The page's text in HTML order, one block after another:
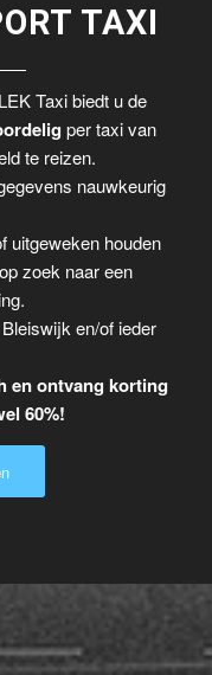
TAXI
Taxi biedt u de
per taxi van
te reizen.
nauwkeurig
uitgeweken houden
zoek naar een
en/of ieder
en ontvang korting
60%!